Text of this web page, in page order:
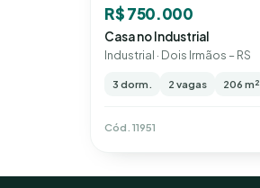
R$ 750.000
Casa no Industrial
Industrial · Dois Irmãos – RS
3 dorm. 2 vagas 206 m²
Cód. 11951